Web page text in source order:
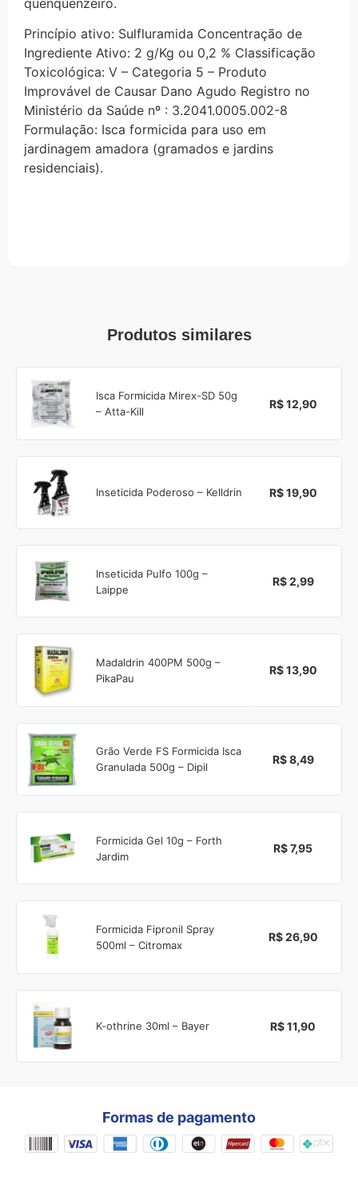
Princípio ativo: Sulfluramida Concentração de
Ingrediente Ativo: 2 g/Kg ou 0,2 % Classificação
Toxicológica: V – Categoria 5 – Produto
Improvável de Causar Dano Agudo Registro no
Ministério da Saúde nº : 3.2041.0005.002-8
Formulação: Isca formicida para uso em
jardinagem amadora (gramados e jardins
residenciais).
Produtos similares
Isca Formicida Mirex-SD 50g
– Atta-Kill
R$ 12,90
Inseticida Poderoso – Kelldrin R$ 19,90
Inseticida Pulfo 100g –
Laippe
R$ 2,99
Madaldrin 400PM 500g –
PikaPau
R$ 13,90
Grão Verde FS Formicida Isca
Granulada 500g – Dipil
R$ 8,49
Formicida Gel 10g – Forth
Jardim
R$ 7,95
Formicida Fipronil Spray
500ml – Citromax
R$ 26,90
K-othrine 30ml – Bayer R$ 11,90
Formas de pagamento